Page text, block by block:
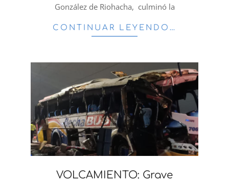
González de Riohacha, culminó la
CONTINUAR LEYENDO…
VOLCAMIENTO: Grave